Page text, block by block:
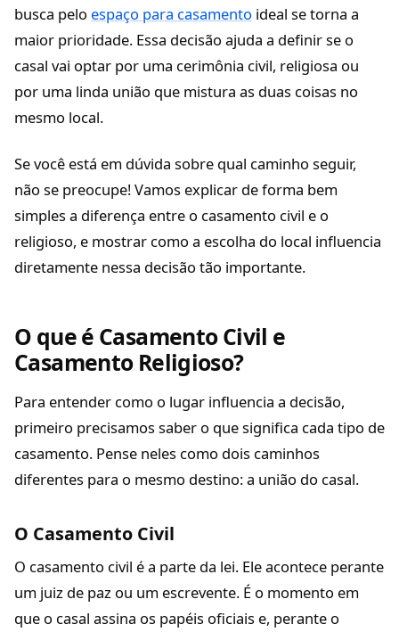
busca pelo espaço para casamento ideal se torna a
maior prioridade. Essa decisão ajuda a definir se o
casal vai optar por uma cerimônia civil, religiosa ou
por uma linda união que mistura as duas coisas no
mesmo local.
Se você está em dúvida sobre qual caminho seguir,
não se preocupe! Vamos explicar de forma bem
simples a diferença entre o casamento civil e o
religioso, e mostrar como a escolha do local influencia
diretamente nessa decisão tão importante.
O que é Casamento Civil e
Casamento Religioso?
Para entender como o lugar influencia a decisão,
primeiro precisamos saber o que significa cada tipo de
casamento. Pense neles como dois caminhos
diferentes para o mesmo destino: a união do casal.
O Casamento Civil
O casamento civil é a parte da lei. Ele acontece perante
um juiz de paz ou um escrevente. É o momento em
que o casal assina os papéis oficiais e, perante o